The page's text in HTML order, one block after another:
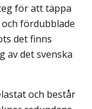
för att täppa
fördubblade
det finns
av det svenska
och består